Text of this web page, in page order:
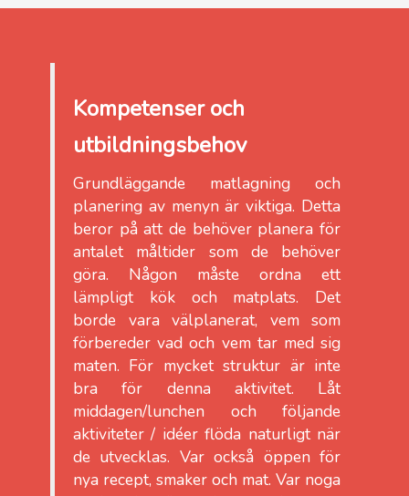
Kompetenser och
utbildningsbehov
Grundläggande matlagning och
planering av menyn är viktiga. Detta
beror på att de behöver planera för
antalet måltider som de behöver
göra. Någon måste ordna ett
lämpligt kök och matplats. Det
borde vara välplanerat, vem som
förbereder vad och vem tar med sig
maten. För mycket struktur är inte
bra för denna aktivitet. Låt
middagen/lunchen och följande
aktiviteter / idéer flöda naturligt när
de utvecklas. Var också öppen för
nya recept, smaker och mat. Var noga